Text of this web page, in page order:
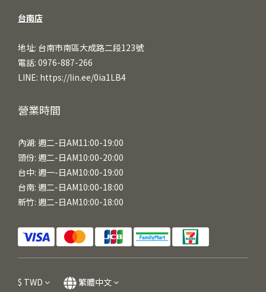
台南店
地址: 台南市南區大成路二段123號
電話: 0976-887-266
LINE: https://lin.ee/0ia1LB4
營業時間
內湖: 週二-日AM11:00-19:00
頭份: 週二-日AM10:00-20:00
台中: 週一-日AM10:00-19:00
台南: 週二-日AM10:00-18:00
新竹: 週二-日AM10:00-18:00
$ TWD 繁體中文